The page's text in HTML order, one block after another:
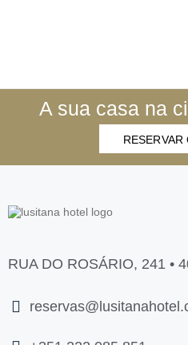
A sua casa na
RESERVAR
RUA DO ROSÁRIO, 241 •